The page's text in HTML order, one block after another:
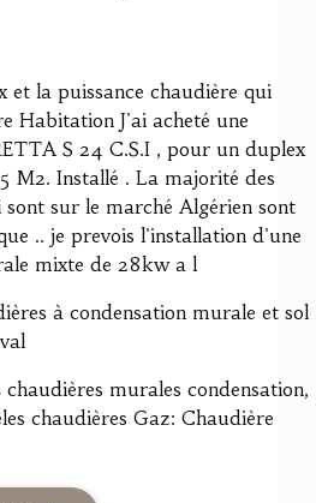
et la puissance chaudière qui
Habitation J'ai acheté une
S 24 C.S.I , pour un duplex
M2. Installé . La majorité des
sont sur le marché Algérien sont
.. je prevois l'installation d'une
mixte de 28kw a l
à condensation murale et sol
chaudières murales condensation,
chaudières Gaz: Chaudière